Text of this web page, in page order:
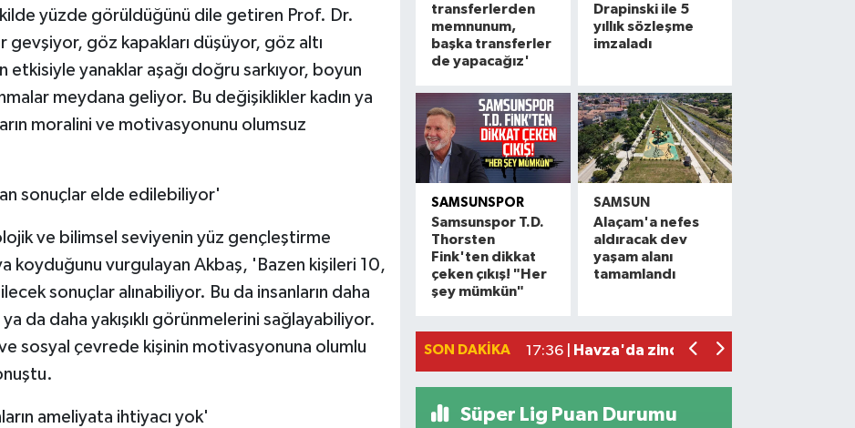
yüzde görüldüğünü dile getiren Prof. Dr.
gevşiyor, göz kapakları düşüyor, göz altı
etkisiyle yanaklar aşağı doğru sarkıyor, boyun
meydana geliyor. Bu değişiklikler kadın ya
moralini ve motivasyonunu olumsuz
sonuçlar elde edilebiliyor'
ve bilimsel seviyenin yüz gençleştirme
koyduğunu vurgulayan Akbaş, 'Bazen kişileri 10,
sonuçlar alınabiliyor. Bu da insanların daha
da daha yakışıklı görünmelerini sağlayabiliyor.
ve sosyal çevrede kişinin motivasyonuna olumlu
ameliyata ihtiyacı yok'
transferlerden
memnunum,
başka transferler
de yapacağız'
Drapinski ile 5
yıllık sözleşme
imzaladı
SAMSUNSPOR
Samsunspor T.D.
Thorsten
Fink'ten dikkat
çeken çıkış! "Her
şey mümkün"
SAMSUN
Alaçam'a nefes
aldıracak dev
yaşam alanı
tamamlandı
SON DAKIKA
20:16 |
Alaçam çileği reçel oldu: Hedef
19:06 |
Hafif ticari araç ile motosiklet çarpıştı:
17:36 |
Havza'da zincirleme trafik kazası: 2
Süper Lig Puan Durumu